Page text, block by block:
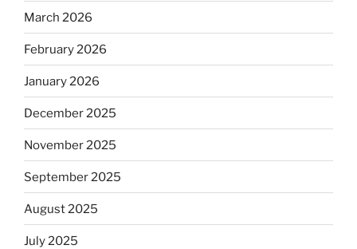
March 2026
February 2026
January 2026
December 2025
November 2025
September 2025
August 2025
July 2025